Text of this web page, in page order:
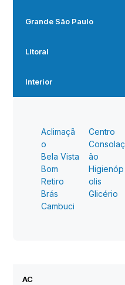
Grande São Paulo
Litoral
Interior
Aclimaçã
o
Bela Vista
Bom
Retiro
Brás
Cambuci
Centro
Consolaç
ão
Higienóp
olis
Glicério
AC